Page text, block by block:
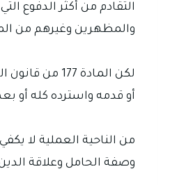
والمظهرين وغيرهم من
أو قدمه واسترده كله أو
من الناحية العملية لا
وصفة الحامل وعلاقة